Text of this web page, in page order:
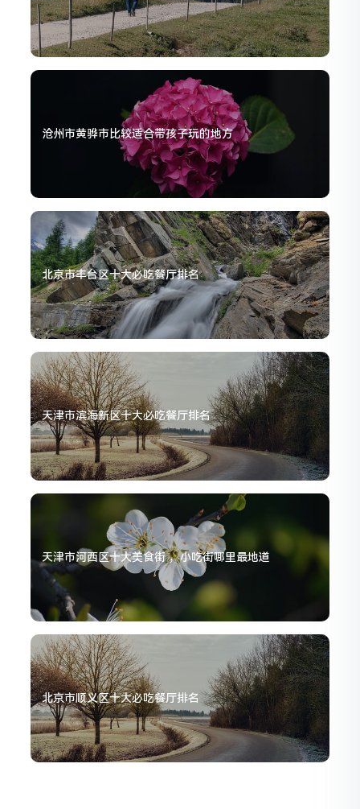
沧州市黄骅市比较适合带孩子玩的地方
北京市丰台区十大必吃餐厅排名
天津市滨海新区十大必吃餐厅排名
天津市河西区十大美食街 ，小吃街哪里最地道
北京市顺义区十大必吃餐厅排名